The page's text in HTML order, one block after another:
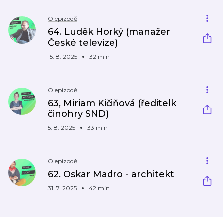
O epizodě
64. Luděk Horký (manažer
České televize)
15. 8. 2025 32 min
O epizodě
63, Miriam Kičiňová (ředitelk
činohry SND)
5. 8. 2025 33 min
O epizodě
62. Oskar Madro - architekt
31. 7. 2025 42 min